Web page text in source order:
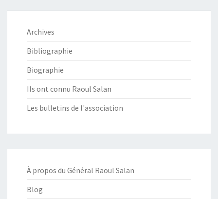
Archives
Bibliographie
Biographie
Ils ont connu Raoul Salan
Les bulletins de l'association
À propos du Général Raoul Salan
Blog